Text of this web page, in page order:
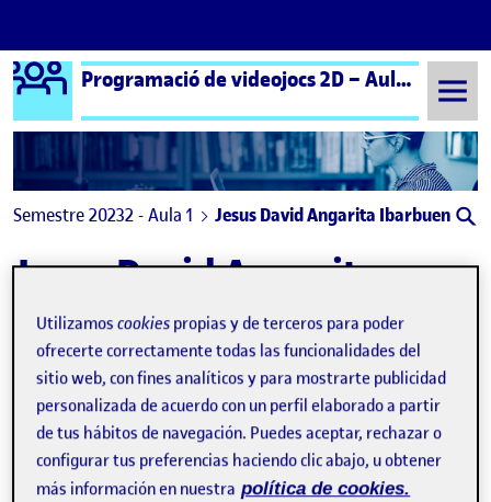
Saltar al contenido
Logo Ágora Programació de videojocs 2D – Aula 1 | Programación de videojuegos 2D – Aula 1
Semestre 20232 - Aula 1 Jesus David Angarita Ibarbuen
Jesus David Angarita
Ibarbuen
Publicado porSin título
Publicado por
Jesus David Angarita Ibarbuen
Visibilidad:
Pública- Fecha de publicación
1 Jul 20241 julio, 2024 4:32 am
-comentarioen Sin título
Utilizamoscookies propias y de terceros para poder
ofrecerte correctamente todas las funcionalidades del
sitio web, con fines analíticos y para mostrarte publicidad
personalizada de acuerdo con un perfil elaborado a partir
de tus hábitos de navegación. Puedes aceptar, rechazar o
configurar tus preferencias haciendo clic abajo, u obtener
más información en nuestra política de cookies.